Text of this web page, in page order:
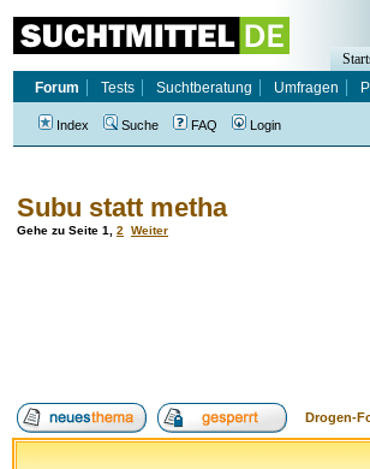
Subu statt metha
Gehe zu Seite 1 2 Weiter
Drogen-
Forum
Tests Suchtberatung Umfragen
Index Suche FAQ Login